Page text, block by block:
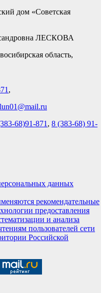
дом «Советская
ЛЕСКОВА
область,
,
68)91-871 , 8 (383-68) 91-
данных
рекомендательные
предоставления
и анализа
пользователей сети
Российской